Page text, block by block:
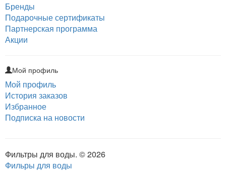
Бренды
Подарочные сертификаты
Партнерская программа
Акции
Мой профиль
Мой профиль
История заказов
Избранное
Подписка на новости
Фильтры для воды. © 2026
Фильры для воды